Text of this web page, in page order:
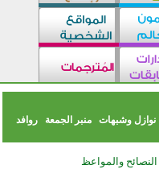
نوازل وشبهات منبر الجمعة
روافد
النصائح والمواعظ